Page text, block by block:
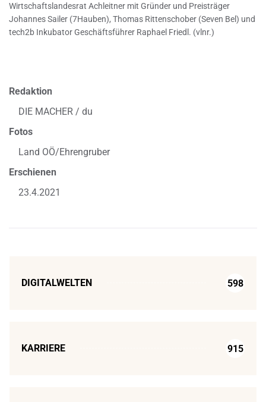
Wirtschaftslandesrat Achleitner mit Gründer und Preisträger
Johannes Sailer (7Hauben), Thomas Rittenschober (Seven Bel) und
tech2b Inkubator Geschäftsführer Raphael Friedl. (vlnr.)
Redaktion
DIE MACHER / du
Fotos
Land OÖ/Ehrengruber
Erschienen
23.4.2021
DIGITALWELTEN 598
KARRIERE 915